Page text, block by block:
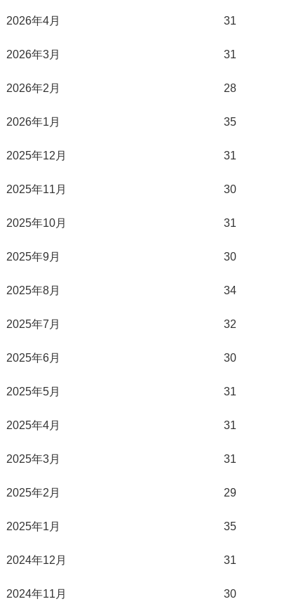
2026年4月 31
2026年3月 31
2026年2月 28
2026年1月 35
2025年12月 31
2025年11月 30
2025年10月 31
2025年9月 30
2025年8月 34
2025年7月 32
2025年6月 30
2025年5月 31
2025年4月 31
2025年3月 31
2025年2月 29
2025年1月 35
2024年12月 31
2024年11月 30